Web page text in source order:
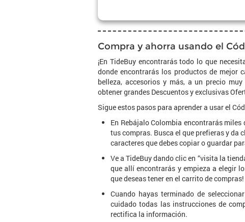
Compra y ahorra usando el
¡En TideBuy encontrarás todo lo que
donde encontrarás los productos de mejor
belleza, accesorios y más, a un precio
obtener grandes Descuentos y exclusivas
Sigue estos pasos para aprender a usar el
En Rebájalo Colombia encontrarás miles
tus compras. Busca el que prefieras y da
caracteres que debes copiar o guardar
Ve a TideBuy dando clic en “visita la
que allí encontrarás y empieza a elegir
que deseas tener en el carrito de compras!
Cuando hayas terminado de
cuidado todas las instrucciones de
rectifica la información.